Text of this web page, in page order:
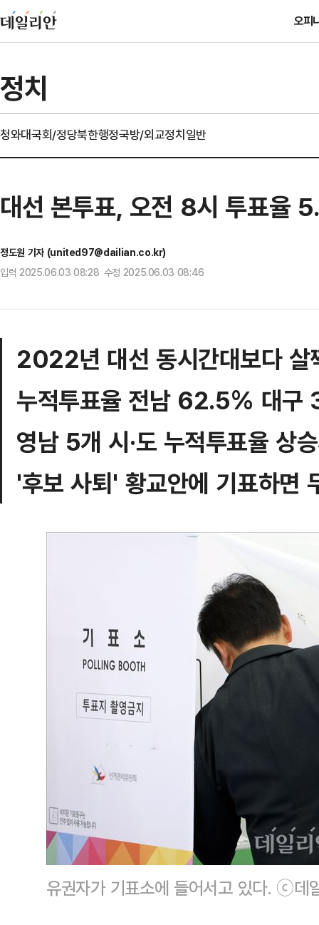
오피
정치
청와대국회/정당북한행정국방/외교정치일반
대선 본투표, 오전 8시 투표
정도원 기자 (united97@dailian.co.kr)
입력 2025.06.03 08:28 수정 2025.06.03 08:46
2022년 대선 동시간대보다 살
누적투표율 전남 62.5% 대
영남 5개 시·도 누적투표율 상
'후보 사퇴' 황교안에 기표하면
유권자가 기표소에 들어서고 있다. ⓒ데